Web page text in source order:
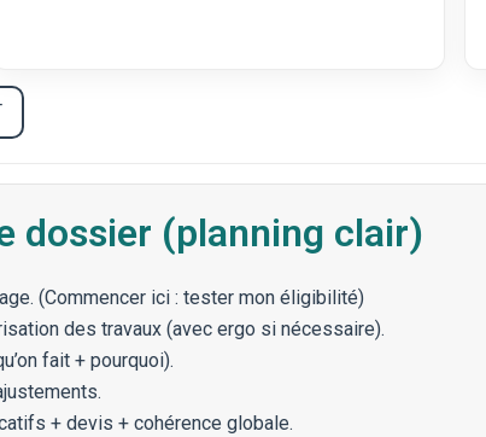
dossier (planning clair)
(Commencer ici :tester mon éligibilité)
des travaux (avec ergo si nécessaire).
fait + pourquoi).
+ devis + cohérence globale.